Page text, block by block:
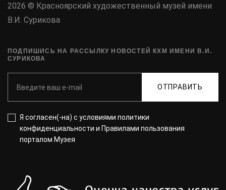
2026 © Красноярский художественный музей имени
В.И. Сурикова
ПОДПИШИСЬ НА РАССЫЛКУ НОВОСТЕЙ КХМ ИМЕНИ В.И.
СУРИКОВА
ОТПРАВИТЬ
Я согласен(-на) с условиями политики
конфиденциальности и Правилами пользования
порталом Музея